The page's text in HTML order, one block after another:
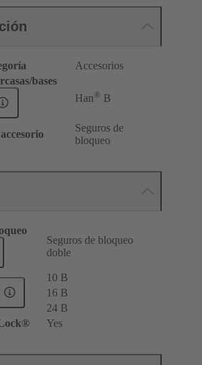
Accesorios
bases
Han® B
Seguros de
bloqueo
Seguros de bloqueo
doble
10 B
16 B
24 B
Yes